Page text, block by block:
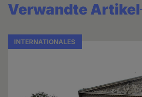
Verwandte Artikel
INTERNATIONALES